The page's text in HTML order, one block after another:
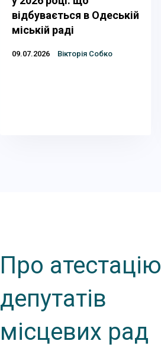
відбувається в Одеській
міській раді
09.07.2026 Вікторія Собко
Про атестацію
депутатів
місцевих рад